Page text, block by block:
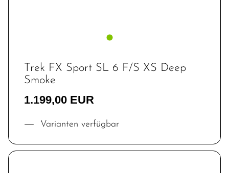
Trek FX Sport SL 6 F/S XS Deep
Smoke
1.199,00 EUR
Varianten verfügbar